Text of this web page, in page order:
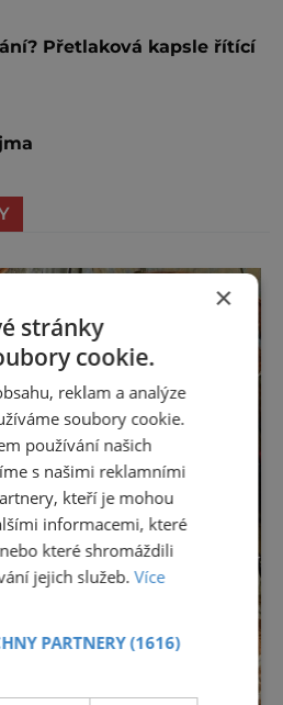
Přetlaková kapsle řítící
×
stránky
cookie.
reklam a analýze
soubory cookie.
používání našich
s našimi reklamními
kteří je mohou
informacemi, které
které shromáždili
jejich služeb.Více
PARTNERY(1616)